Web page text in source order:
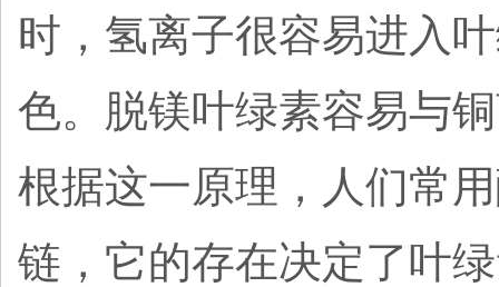
时，氢离子很容易进入
色。脱镁叶绿素容易与
根据这一原理，人们常
链，它的存在决定了叶